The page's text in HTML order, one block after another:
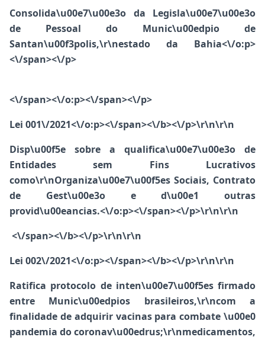
Consolida\u00e7\u00e3o da Legisla\u00e7\u00e3o
de Pessoal do Munic\u00edpio de
Santan\u00f3polis,\r\nestado da Bahia<\/o:p>
<\/span><\/p>
<\/span><\/o:p><\/span><\/p>
Lei 001\/2021<\/o:p><\/span><\/b><\/p>\r\n\r\n
Disp\u00f5e sobre a qualifica\u00e7\u00e3o de
Entidades sem Fins Lucrativos
como\r\nOrganiza\u00e7\u00f5es Sociais, Contrato
de Gest\u00e3o e d\u00e1 outras
provid\u00eancias.<\/o:p><\/span><\/p>\r\n\r\n
<\/span><\/b><\/p>\r\n\r\n
Lei 002\/2021<\/o:p><\/span><\/b><\/p>\r\n\r\n
Ratifica protocolo de inten\u00e7\u00f5es firmado
entre Munic\u00edpios brasileiros,\r\ncom a
finalidade de adquirir vacinas para combate \u00e0
pandemia do coronav\u00edrus;\r\nmedicamentos,